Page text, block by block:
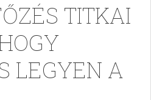
TITKAI
LEGYEN A